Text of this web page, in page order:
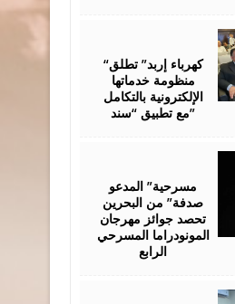
“كهرباء إربد” تطلق
منظومة خدماتها
الإلكترونية بالتكامل
مع تطبيق “سند”
مسرحية” المدعو
صدفة” من البحرين
تحصد جوائز مهرجان
المونودراما المسرحي
الرابع